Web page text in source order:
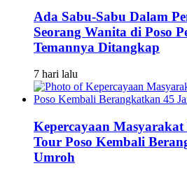
Ada Sabu-Sabu Dalam
Seorang Wanita di Poso
Temannya Ditangkap
7 hari lalu
Kepercayaan
Tour Poso Kembali
Umroh